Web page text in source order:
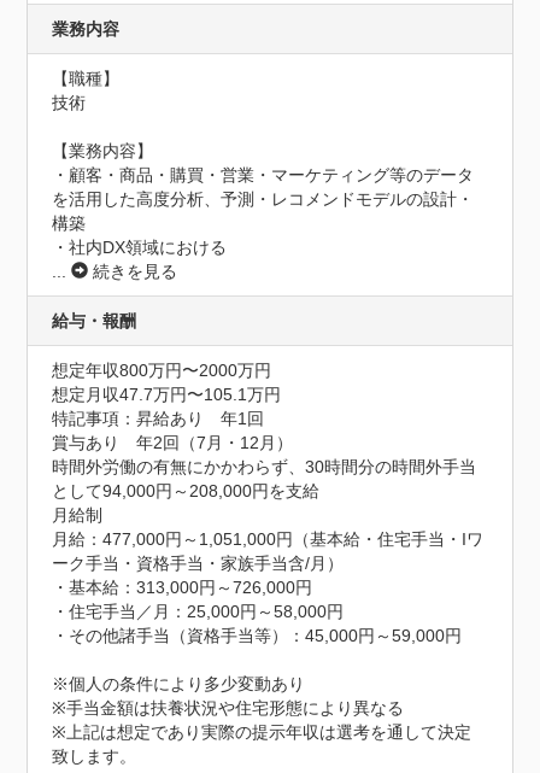
業務内容
【職種】
技術
【業務内容】
・顧客・商品・購買・営業・マーケティング等のデータ
を活用した高度分析、予測・レコメンドモデルの設計・
構築
・社内DX領域における
...
続きを見る
給与・報酬
想定年収800万円〜2000万円
想定月収47.7万円〜105.1万円
特記事項：昇給あり　年1回
賞与あり　年2回（7月・12月）
時間外労働の有無にかかわらず、30時間分の時間外手当
として94,000円～208,000円を支給
月給制
月給：477,000円～1,051,000円（基本給・住宅手当・Iワ
ーク手当・資格手当・家族手当含/月）
・基本給：313,000円～726,000円
・住宅手当／月：25,000円～58,000円
・その他諸手当（資格手当等）：45,000円～59,000円
※個人の条件により多少変動あり
※手当金額は扶養状況や住宅形態により異なる
※上記は想定であり実際の提示年収は選考を通して決定
致します。